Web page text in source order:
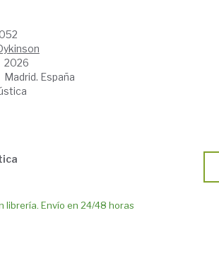
2026
Madrid. España
librería. Envío en 24/48 horas